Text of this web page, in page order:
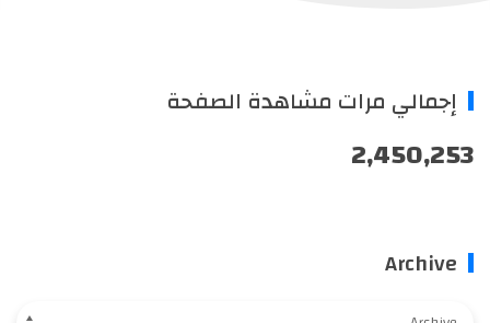
إجمالي مرات مشاهدة الصفحة
2,450,253
Archive